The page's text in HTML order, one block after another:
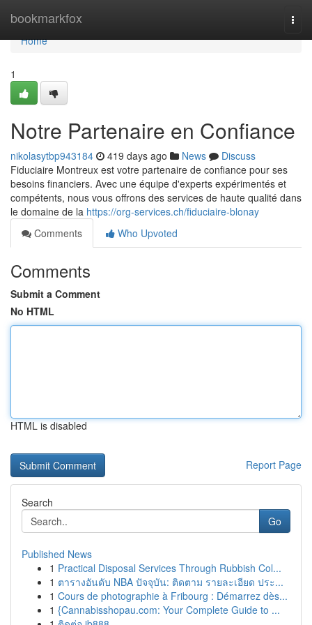
bookmarkfox
Home
Home
1
Notre Partenaire en Confiance
nikolasytbp943184 419 days ago News
Discuss
Fiduciaire Montreux est votre partenaire de confiance pour ses
besoins financiers. Avec une équipe d'experts expérimentés et
compétents, nous vous offrons des services de haute qualité dans
le domaine de la https://org-services.ch/fiduciaire-blonay
Comments
Who Upvoted
Comments
Submit a Comment
No HTML
HTML is disabled
Report Page
Search
Go
Published News
1 Practical Disposal Services Through Rubbish Col...
1 ตารางอันดับ NBA ปัจจุบัน: ติดตาม รายละเอียด ประ...
1 Cours de photographie à Fribourg : Démarrez dès...
1 {Cannabisshopau.com: Your Complete Guide to ...